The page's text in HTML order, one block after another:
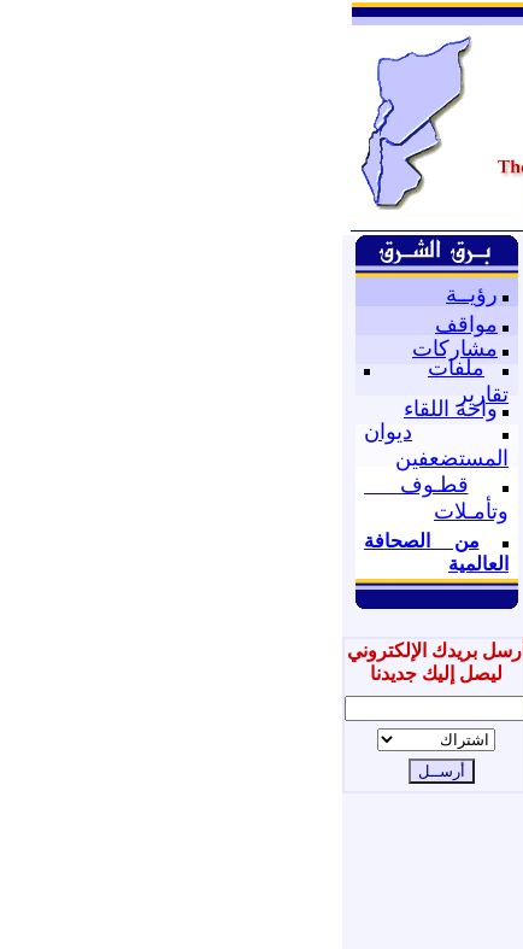
رؤيــة
مواقف
مشاركات
ملفات
تقارير
واحة اللقاء
ديوان
المستضعفين
قطـوف
وتأمـلات
من الصحافة
العالمية
أرسل بريدك الإلكتروني
ليصل إليك جديدنا